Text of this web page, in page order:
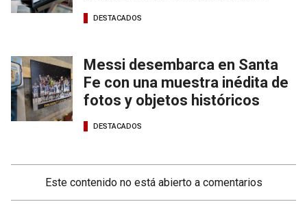
DESTACADOS
Messi desembarca en Santa
Fe con una muestra inédita de
fotos y objetos históricos
DESTACADOS
Este contenido no está abierto a comentarios